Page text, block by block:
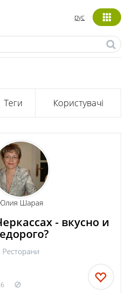
рус
Теги Користувачі
Шарая
- вкусно и
Ресторани
6